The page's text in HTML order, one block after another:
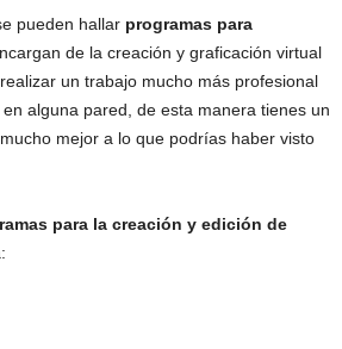
pueden hallar programas para
de la creación y graficación virtual
un trabajo mucho más profesional
alguna pared, de esta manera tienes un
mejor a lo que podrías haber visto
para la creación y edición de